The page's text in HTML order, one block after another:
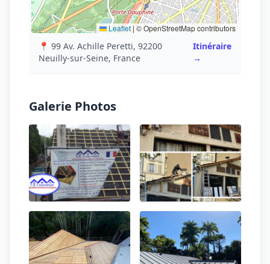
Leaflet|© OpenStreetMap contributors
📍 99 Av. Achille Peretti, 92200
Neuilly-sur-Seine, France
Itinéraire
→
Galerie Photos